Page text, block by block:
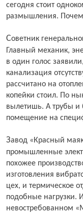
сегодня стоит
размышления.
Советник генерального директора поясняет, что на место выезжала целая делегация.
Главный механик,
в один голос
канализация
рассчитано на
копейки стоил. По
вылетишь. А трубы и
помещение на
Завод «Красный маяк» – уникальное в нашей стране предприятие. Подобные
промышленные
похожее
изготовления
цех, и термическое
подобные нагрузки.
невостребованном